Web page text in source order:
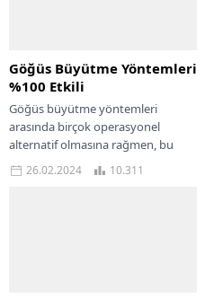
Göğüs Büyütme Yöntemleri
%100 Etkili
Göğüs büyütme yöntemleri
arasında birçok operasyonel
alternatif olmasına rağmen, bu
çözüme başvurmadan önce
denemeniz gereken etkili göğüs
26.02.2024 10.311